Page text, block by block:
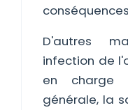
D'autres
infection de
en charge
générale, la